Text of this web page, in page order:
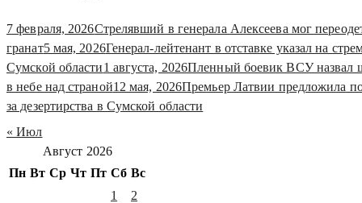
7 февраля, 2026Стрелявший в генерала Алексеева мог
гранат5 мая, 2026Генерал-лейтенант в отставке указал на
Сумской области1 августа, 2026Пленный боевик ВСУ назвал
в небе над страной12 мая, 2026Премьер Латвии предложила
за дезертирства в Сумской области
« Июл
Август 2026
Пн Вт Ср Чт Пт Сб Вс
1
2